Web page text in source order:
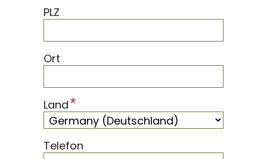
PLZ
Ort
Land*
Telefon